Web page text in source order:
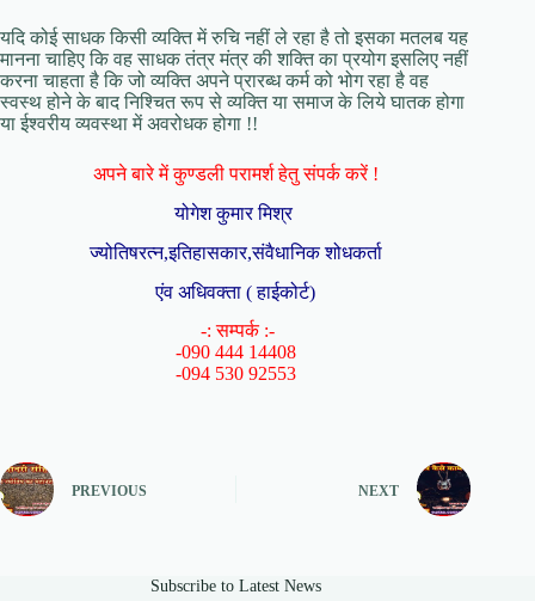
यदि कोई साधक किसी व्यक्ति में रुचि नहीं ले रहा है तो इसका मतलब यह
मानना चाहिए कि वह साधक तंत्र मंत्र की शक्ति का प्रयोग इसलिए नहीं
करना चाहता है कि जो व्यक्ति अपने प्रारब्ध कर्म को भोग रहा है वह
स्वस्थ होने के बाद निश्चित रूप से व्यक्ति या समाज के लिये घातक होगा
या ईश्वरीय व्यवस्था में अवरोधक होगा !!
अपने बारे में कुण्डली परामर्श हेतु संपर्क करें !
योगेश कुमार मिश्र
ज्योतिषरत्न,इतिहासकार,संवैधानिक शोधकर्ता
एंव अधिवक्ता ( हाईकोर्ट)
-: सम्पर्क :-
-090 444 14408
-094 530 92553
PREVIOUS NEXT
Subscribe to Latest News